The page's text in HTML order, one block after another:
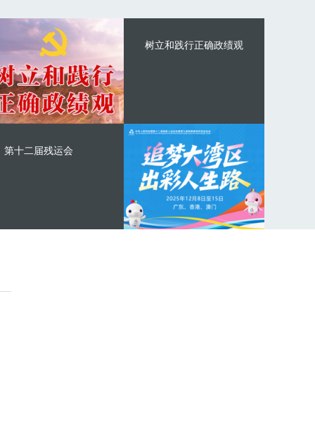
树立和践行正确政绩观
第十二届残运会